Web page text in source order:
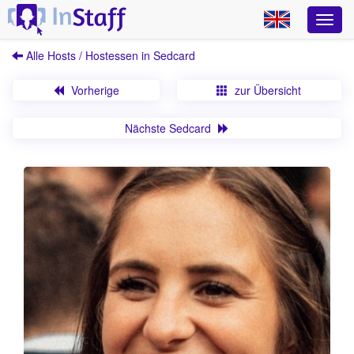
Alle Hosts / Hostessen in Sedcard
Vorherige zur Übersicht
Nächste Sedcard